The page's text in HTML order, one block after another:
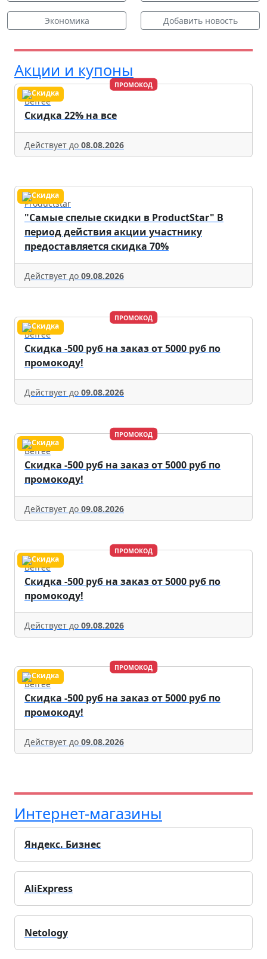
Экономика Добавить новость
Акции и купоны
ПРОМОКОД
Befree
Скидка 22% на все
Действует до 08.08.2026
Productstar
"Самые спелые скидки в ProductStar" В
период действия акции участнику
предоставляется скидка 70%
Действует до 09.08.2026
ПРОМОКОД
Befree
Скидка -500 руб на заказ от 5000 руб по
промокоду!
Действует до 09.08.2026
ПРОМОКОД
Befree
Скидка -500 руб на заказ от 5000 руб по
промокоду!
Действует до 09.08.2026
ПРОМОКОД
Befree
Скидка -500 руб на заказ от 5000 руб по
промокоду!
Действует до 09.08.2026
ПРОМОКОД
Befree
Скидка -500 руб на заказ от 5000 руб по
промокоду!
Действует до 09.08.2026
Интернет-магазины
Яндекс. Бизнес
AliExpress
Netology